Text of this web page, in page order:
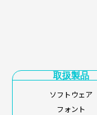
取扱製品
ソフトウェア
フォント